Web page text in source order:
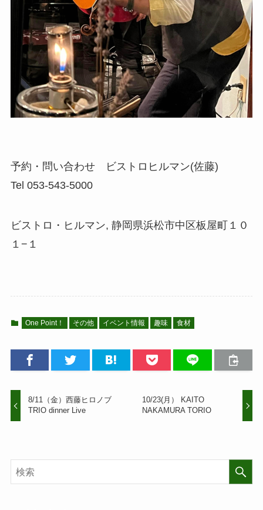
予約・問い合わせ ビストロヒルマン(佐藤)
Tel 053-543-5000
ビストロ・ヒルマン, 静岡県浜松市中区板屋町１０
１−１
One Point！ その他 イベント情報 趣味 食材
8/11（金）西藤ヒロノブ
TRIO dinner Live
10/23(月） KAITO
NAKAMURA TORIO